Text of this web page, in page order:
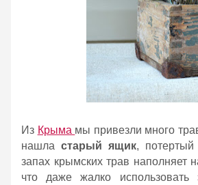
Из Крыма мы привезли много
нашла старый ящик,
запах крымских трав наполняет
что даже жалко